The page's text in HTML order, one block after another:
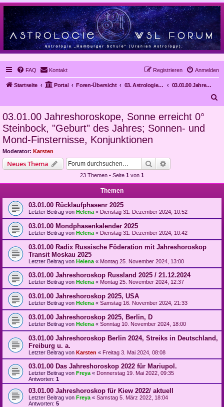
FAQ Kontakt Anmelden
Registrieren
Startseite Portal Foren-Übersicht 03. Astrologie im Alltag, Mundanastrologie, Stundenastrologie, Objekt-Astrologie
03.01.00 Jahreshoroskope, Sonne erreicht 0° Steinbock, "Geburt" des Jahres; Sonnen- und Mond-Finsternisse, Konjunktionen
03.01.00 Jahreshoroskope, Sonne erreicht 0°
Steinbock, "Geburt" des Jahres; Sonnen- und
Mond-Finsternisse, Konjunktionen
Moderator: Karsten
Neues Thema Suche
23 Themen • Seite 1 von 1
Themen
03.01.00 Rücklaufphasenr 2025
Letzter Beitrag von Helena « Dienstag 31. Dezember 2024, 10:52
03.01.00 Mondphasenkalender 2025
Letzter Beitrag von Helena « Dienstag 31. Dezember 2024, 10:42
03.01.00 Radix Russische Föderation mit Jahreshoroskop
Transit Moskau 2025
Letzter Beitrag von Helena « Montag 25. November 2024, 13:00
03.01.00 Jahreshoroskop Russland 2025 / 21.12.2024
Letzter Beitrag von Helena « Montag 25. November 2024, 12:37
03.01.00 Jahreshoroskop 2025, USA
Letzter Beitrag von Helena « Samstag 16. November 2024, 21:33
03.01.00 Jahreshoroskop 2025, Berlin, D
Letzter Beitrag von Helena « Sonntag 10. November 2024, 18:00
03.01.00 Jahreshoroskop Berlin 2024, Streiks in Deutschland,
Freiburg u. a.
Letzter Beitrag von Karsten « Freitag 3. Mai 2024, 08:08
03.01.00 Das Jahreshoroskop 2022 für Mariupol.
Letzter Beitrag von Freya « Donnerstag 19. Mai 2022, 09:35
Antworten: 1
03.01.00 Jahreshoroskop für Kiew 2022/ aktuell
Letzter Beitrag von Freya « Samstag 5. März 2022, 18:04
Antworten: 5